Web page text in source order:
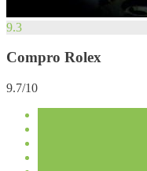
9.3
Compro Rolex
9.7/10